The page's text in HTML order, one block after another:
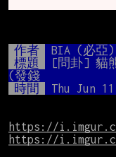
作者 BIA (必亞)
標題
[問卦] 貓
(發錢
時間
Thu Jun
https://
https://